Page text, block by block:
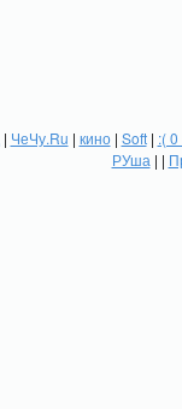
| ЧеЧу.Ru | кино| Soft| :(
РУша | |